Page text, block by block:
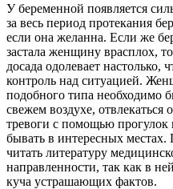
У беременной появляется
за весь период протекания
если она желанна. Если же
застала женщину врасплох,
досада одолевает настолько,
контроль над ситуацией.
подобного типа необходимо
свежем воздухе, отвлекаться
тревоги с помощью прогулок
бывать в интересных
читать литературу
направленности, так как в
куча устрашающих фактов.